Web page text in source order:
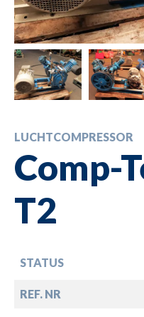
LUCHTCOMPRESSOR
Comp-
T2
STATUS
REF. NR